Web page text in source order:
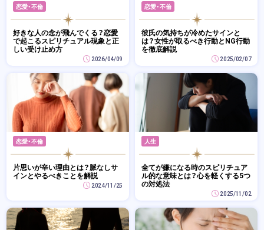
恋愛・不倫
好きな人の念が飛んでくる？恋愛
で起こるスピリチュアル現象と正
しい受け止め方
2026/04/09
恋愛・不倫
彼氏の気持ちが冷めたサインと
は？女性が取るべき行動とNG行動
を徹底解説
2025/02/07
恋愛・不倫
片思いが辛い理由とは？脈なしサ
インとやるべきことを解説
2024/11/25
人生
全てが嫌になる時のスピリチュア
ル的な意味とは？心を軽くする5つ
の対処法
2025/11/02